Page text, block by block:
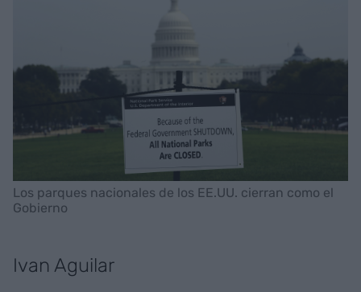
Los parques nacionales de los EE.UU. cierran como el
Gobierno
Ivan Aguilar